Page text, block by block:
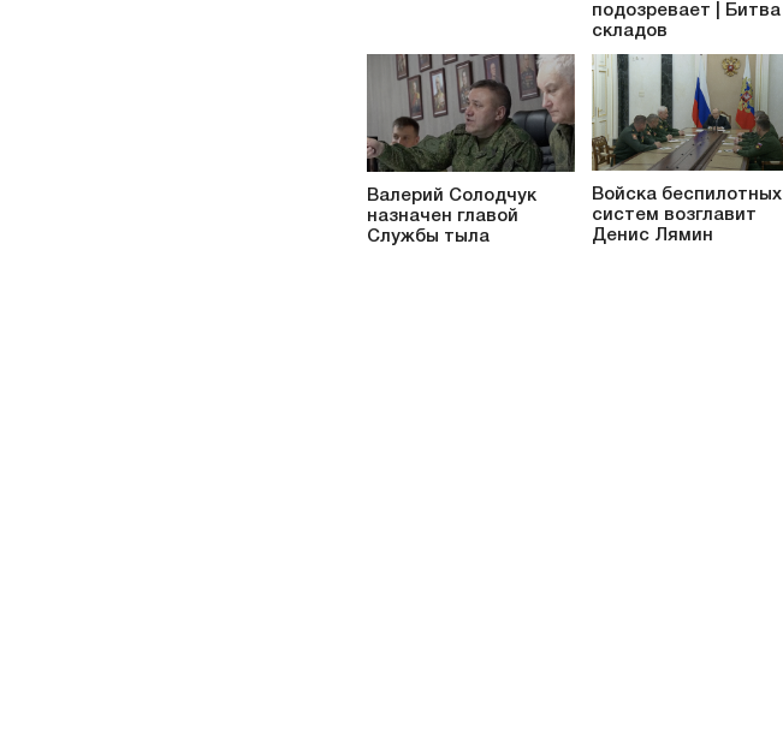
подозревает | Битва
складов
Валерий Солодчук
назначен главой
Службы тыла
Войска беспилотных
систем возглавит
Денис Лямин